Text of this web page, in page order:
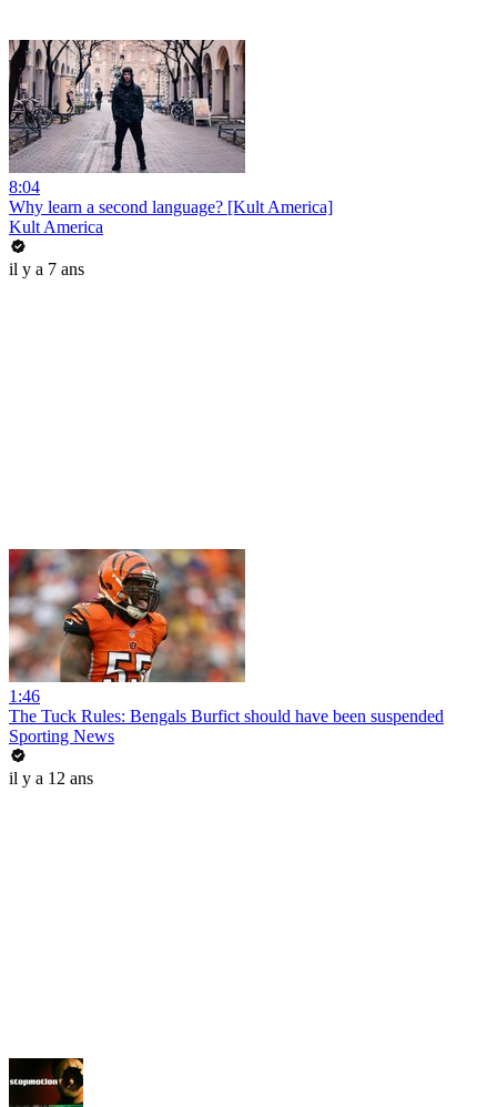
8:04
Why learn a second language? [Kult America]
Kult America
il y a 7 ans
1:46
The Tuck Rules: Bengals Burfict should have been suspended
Sporting News
il y a 12 ans